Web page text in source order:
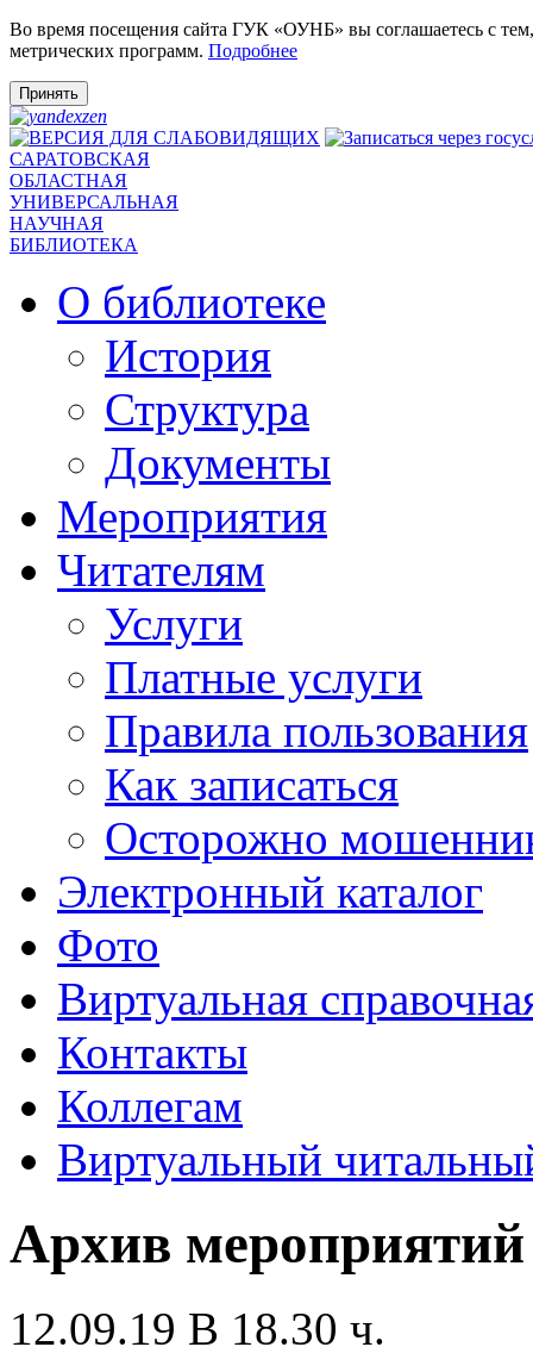
Во время посещения сайта ГУК «ОУНБ» вы соглашаетесь с
метрических программ. Подробнее
Принять
САРАТОВСКАЯ
ОБЛАСТНАЯ
УНИВЕРСАЛЬНАЯ
НАУЧНАЯ
БИБЛИОТЕКА
О библиотеке
История
Структура
Документы
Мероприятия
Читателям
Услуги
Платные услуги
Правила пользования
Как записаться
Осторожно
Электронный каталог
Фото
Виртуальная
Контакты
Коллегам
Виртуальный
Архив мероприятий
12.09.19 В 18.30 ч.